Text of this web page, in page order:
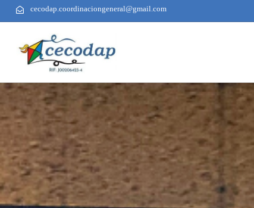
cecodap.coordinaciongeneral@gmail.com
AUTHOR
PUBLISHED
ON:
PUBLISHED
IN: